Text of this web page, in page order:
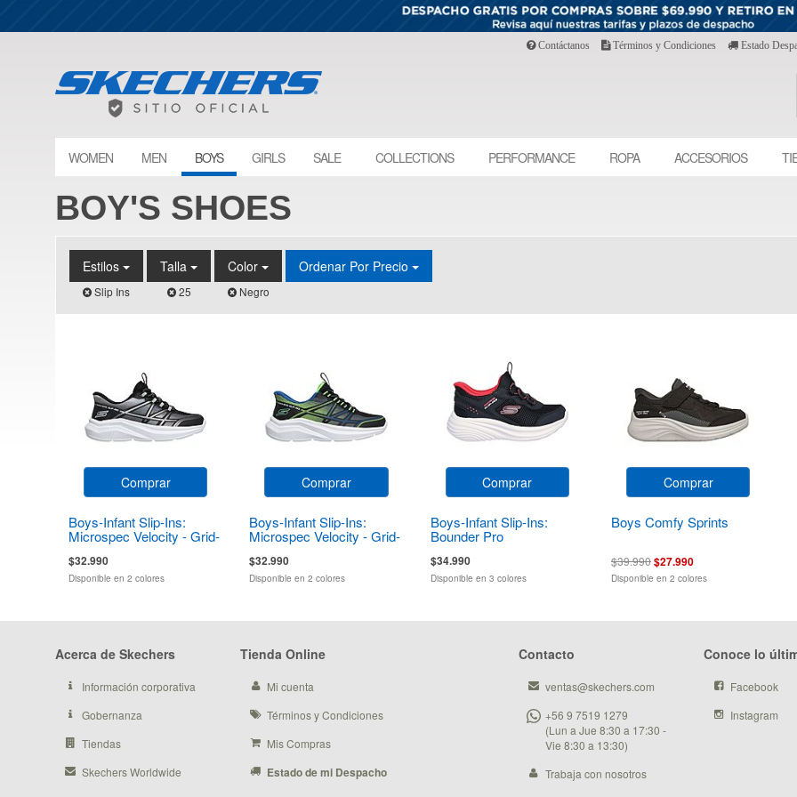
Contáctanos Términos y Condiciones Estado
WOMEN MEN BOYS GIRLS SALE COLLECTIONS PERFORMANCE ROPA ACCESORIOS
BOY'S SHOES
Estilos
Slip Ins
Talla
25
Color
Negro
Ordenar Por Precio
Comprar
Boys-Infant Slip-Ins:
Microspec Velocity - Grid-
$32.990
Disponible en 2 colores
Comprar
Boys-Infant Slip-Ins:
Microspec Velocity - Grid-
$32.990
Disponible en 2 colores
Comprar
Boys-Infant Slip-Ins:
Bounder Pro
$34.990
Disponible en 3 colores
Comprar
Boys Comfy Sprints
$39.990$27.990
Disponible en 2 colores
Acerca de Skechers
Información corporativa
Gobernanza
Tiendas
Skechers Worldwide
Tienda Online
Mi cuenta
Términos y Condiciones
Mis Compras
Estado de mi Despacho
Contacto
ventas@skechers.com
+56 9 7519 1279
(Lun a Jue 8:30 a 17:30 -
Vie 8:30 a 13:30)
Trabaja con nosotros
Conoce lo
Facebook
Instagram